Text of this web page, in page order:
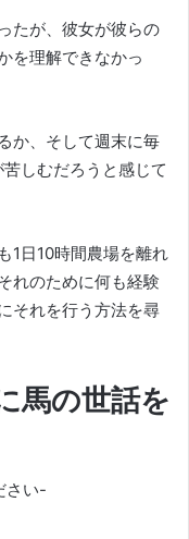
たが、彼女が彼らの
を理解できなかっ
か、そして週末に毎
しむだろうと感じて
1日10時間農場を離れ
れのために何も経験
それを行う方法を尋
馬の世話を
さい-